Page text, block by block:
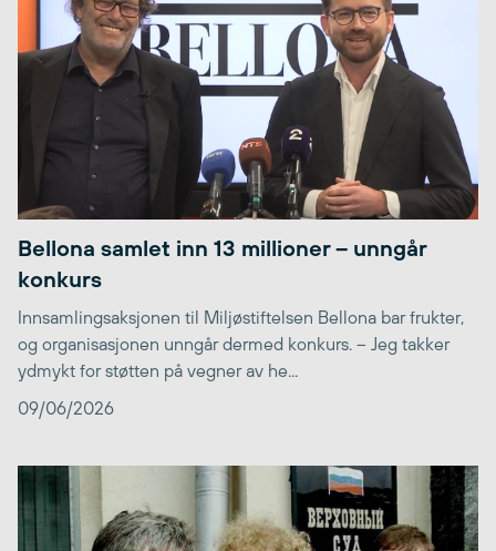
Bellona samlet inn 13 millioner – unngår
konkurs
Innsamlingsaksjonen til Miljøstiftelsen Bellona bar frukter,
og organisasjonen unngår dermed konkurs. – Jeg takker
ydmykt for støtten på vegner av he...
09/06/2026